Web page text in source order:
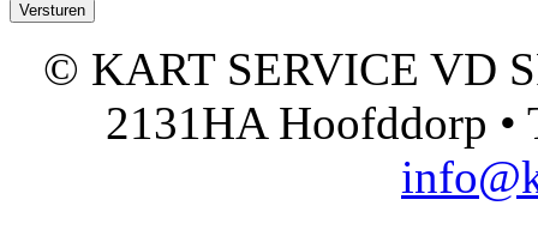
© KART SERVICE VD
2131HA Hoofddorp •